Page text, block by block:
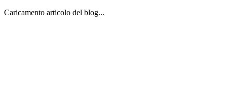
Caricamento articolo del blog...